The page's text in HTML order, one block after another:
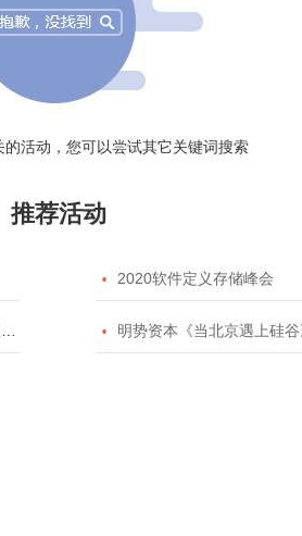
活动，您可以尝试其它关键词搜索
推荐活动
 2020软件定义存储峰会
 明势资本《当北京遇上硅谷》系列